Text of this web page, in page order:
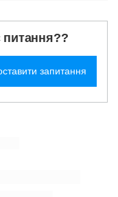
питання??
запитання